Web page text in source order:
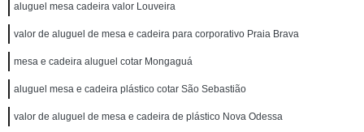
aluguel mesa cadeira valor Louveira
valor de aluguel de mesa e cadeira para corporativo Praia Brava
mesa e cadeira aluguel cotar Mongaguá
aluguel mesa e cadeira plástico cotar São Sebastião
valor de aluguel de mesa e cadeira de plástico Nova Odessa